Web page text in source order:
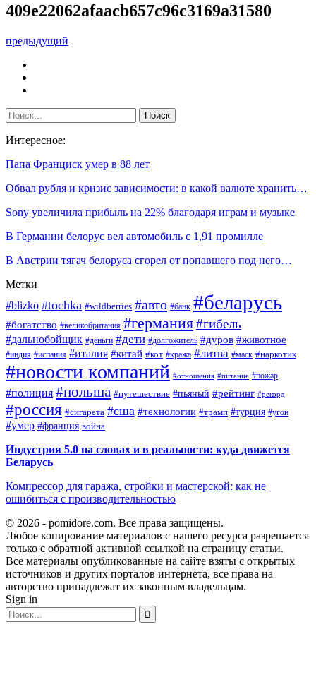
409e22062afaacb657c96c3169a31580
предыдущий
Интересное:
Папа Франциск умер в 88 лет
Обвал рубля и кризис зависимости: в какой валюте хранить…
Sony увеличила прибыль на 22% благодаря играм и музыке
В Германии белорус вел автомобиль с 1,91 промилле
В Австрии тягач белоруса сгорел от попавшего под него…
Метки
#blizko #tochka #wildberries #авто #банк #беларусь
#богатство #великобритания #германия#гибель
#дальнобойщик #деньги #дети #долгожитель #дуров #животное
#индия #испания #италия #китай #кот #кража #литва #маск #наркотик
#новости компаний #отношения #питание #пожар
#полиция #польша #путешествие #пьяный #рейтинг #рекорд
#россия #сигарета #сша #технологии #трамп #турция #угон
#умер #франция война
Индустрия 5.0 на словах и в реальности: куда движется
Беларусь
Компрессор для гаража, стройки и мастерской: как не
ошибиться с производительностью
© 2026 - pomidore.com. Все права защищены.
Любое копирование материалов с нашего ресурса разрешается
только с обратной активной ссылкой на страницу статьи.
Все материалы опубликованные на сайте взяты с открытых
источников и других порталов интернета, все права на
авторство принадлежат их законным владельцам.
Sign in